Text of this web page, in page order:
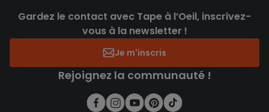
Gardez le contact avec Tape à l’Oeil, inscrivez-
vous à la newsletter !
Je m'inscris
Rejoignez la communauté !